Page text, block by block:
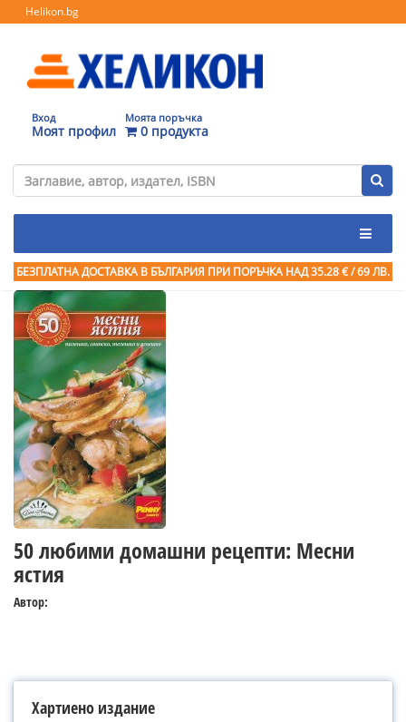
Helikon.bg
Вход
Моят профил
Моята поръчка
0 продукта
БЕЗПЛАТНА ДОСТАВКА В БЪЛГАРИЯ ПРИ ПОРЪЧКА НАД 35.28 € / 69 ЛВ.
50 любими домашни рецепти: Месни
ястия
Автор:
Хартиено издание